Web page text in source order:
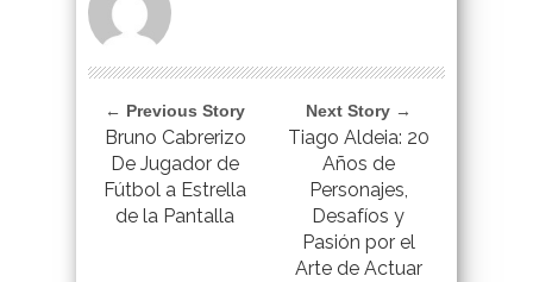
← Previous Story
Bruno Cabrerizo
De Jugador de
Fútbol a Estrella
de la Pantalla
Next Story →
Tiago Aldeia: 20
Años de
Personajes,
Desafíos y
Pasión por el
Arte de Actuar